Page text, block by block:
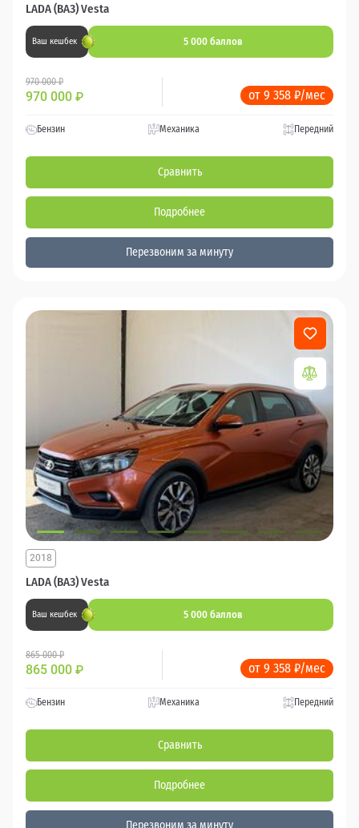
LADA (ВАЗ) Vesta
Ваш кешбек 5 000 баллов
970 000 ₽
970 000 ₽ от 9 358 ₽/мес
Бензин Механика Передний
Сравнить
Подробнее
Перезвоним за минуту
LADA (ВАЗ) Vesta
2018
Ваш кешбек 5 000 баллов
865 000 ₽
865 000 ₽ от 9 358 ₽/мес
Бензин Механика Передний
Сравнить
Подробнее
Перезвоним за минуту